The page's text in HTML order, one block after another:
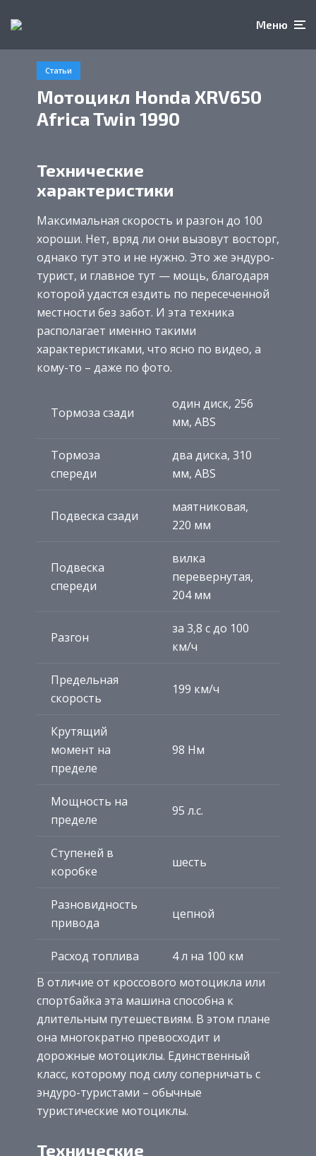
Меню
Статьи
Мотоцикл Honda XRV650
Africa Twin 1990
Технические
характеристики
Максимальная скорость и разгон до 100
хороши. Нет, вряд ли они вызовут восторг,
однако тут это и не нужно. Это же эндуро-
турист, и главное тут — мощь, благодаря
которой удастся ездить по пересеченной
местности без забот. И эта техника
располагает именно такими
характеристиками, что ясно по видео, а
кому-то – даже по фото.
Тормоза сзади
один диск, 256
мм, ABS
Тормоза
спереди
два диска, 310
мм, ABS
Подвеска сзади
маятниковая,
220 мм
Подвеска
спереди
вилка
перевернутая,
204 мм
Разгон
за 3,8 с до 100
км/ч
Предельная
скорость
199 км/ч
Крутящий
момент на
пределе
98 Нм
Мощность на
пределе
95 л.с.
Ступеней в
коробке
шесть
Разновидность
привода
цепной
Расход топлива
4 л на 100 км
В отличие от кроссового мотоцикла или
спортбайка эта машина способна к
длительным путешествиям. В этом плане
она многократно превосходит и
дорожные мотоциклы. Единственный
класс, которому под силу соперничать с
эндуро-туристами – обычные
туристические мотоциклы.
Технические